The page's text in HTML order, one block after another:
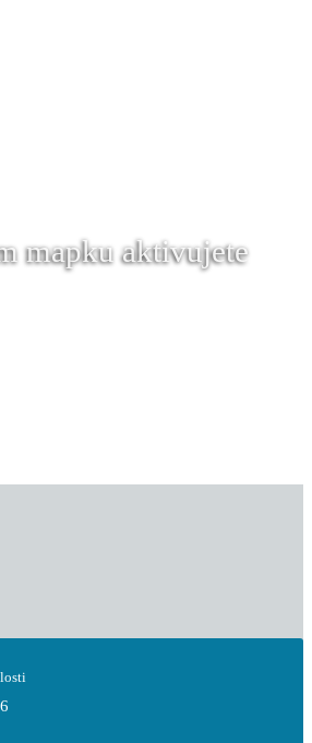
mapku aktivujete